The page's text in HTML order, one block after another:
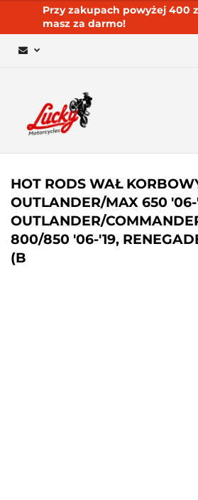
Przy zakupach powyżej 400
masz za darmo!
HOT RODS WAŁ
OUTLANDER/MAX 650
OUTLANDER/
800/850 '06-'19,
(B